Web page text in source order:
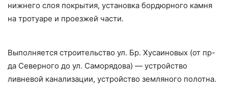
нижнего слоя покрытия, установка бордюрного камня
на тротуаре и проезжей части.
Выполняется строительство ул. Бр. Хусаиновых (от пр-
да Северного до ул. Саморядова) — устройство
ливневой канализации, устройство земляного полотна.